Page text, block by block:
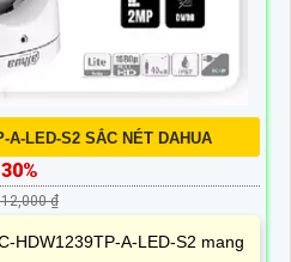
A-LED-S2 SẮC NÉT DAHUA
30%
₫
HDW1239TP-A-LED-S2 mang